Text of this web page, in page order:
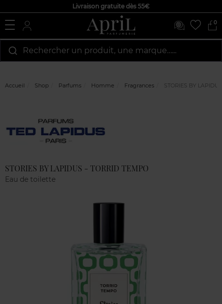
Livraison gratuite dès 55€
0
Rechercher un produit, une marque…...
Accueil Shop Parfums Homme Fragrances STORIES BY
STORIES BY LAPIDUS - TORRID TEMPO
Eau de toilette